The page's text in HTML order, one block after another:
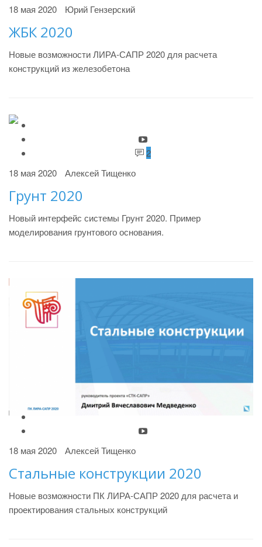
18 мая 2020 Юрий Гензерский
ЖБК 2020
Новые возможности ЛИРА-САПР 2020 для расчета
конструкций из железобетона
2
18 мая 2020
Алексей Тищенко
Грунт 2020
Новый интерфейс системы Грунт 2020. Пример
моделирования грунтового основания.
18 мая 2020 Алексей Тищенко
Стальные конструкции 2020
Новые возможности ПК ЛИРА-САПР 2020 для расчета и
проектирования стальных конструкций